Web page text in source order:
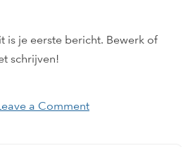
is je eerste bericht. Bewerk of
schrijven!
a Commenton